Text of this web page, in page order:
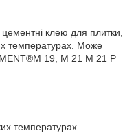
клею для плитки,
температурах. Може
®M 19, M 21 M 21 P
температурах